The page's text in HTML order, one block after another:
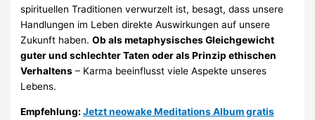
spirituellen Traditionen verwurzelt ist, besagt, dass unsere
Handlungen im Leben direkte Auswirkungen auf unsere
Zukunft haben.Ob als metaphysisches Gleichgewicht
guter und schlechter Taten oder als Prinzip ethischen
Verhaltens – Karma beeinflusst viele Aspekte unseres
Lebens.
Empfehlung:Jetzt neowake Meditations Album gratis